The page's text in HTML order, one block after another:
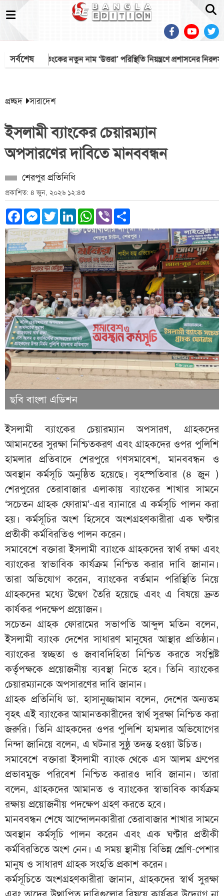
সর্বশেষআতংকের নতুন নাম ‘উত্তরা’ পরিস্থিতি নিয়ন্ত্রণে প্রশাসনের নিরলস চেষ্টা
প্রচ্ছদ সারাদেশ
ইসলামী ব্যাংকের চেয়ারম্যান
অপসারণের দাবিতে মানববন্ধন
শেরপুর প্রতিনিধি
প্রকাশিত: ৪ জুন, ২০২৬ ১২:৪৩
Facebook
Messenger
TwitterLinkedInWhatsApp
Viber
ছবি বাংলা এডিশন
ইসলামী ব্যাংকের চেয়ারম্যান অপসারণ, গ্রাহকদের
আমানতের সুরক্ষা নিশ্চিতকরণ এবং গ্রাহকদের ওপর পুলিশি
হামলার প্রতিবাদে শেরপুরে গণসমাবেশ, মানববন্ধন ও
অবস্থান কর্মসূচি অনুষ্ঠিত হয়েছে। বৃহস্পতিবার (৪ জুন )
শেরপুরের তেরাবাজার এলাকায় ব্যাংকের শাখার সামনে
‘সচেতন গ্রাহক ফোরাম’-এর ব্যানারে এ কর্মসূচি পালন করা
হয়। কর্মসূচির অংশ হিসেবে অংশগ্রহণকারীরা এক ঘণ্টার
প্রতীকী কর্মবিরতিও পালন করেন।
সমাবেশে বক্তারা ইসলামী ব্যাংকে গ্রাহকদের স্বার্থ রক্ষা এবং
ব্যাংকের স্বাভাবিক কার্যক্রম নিশ্চিত করার দাবি জানান।
তারা অভিযোগ করেন, ব্যাংকের বর্তমান পরিস্থিতি নিয়ে
গ্রাহকদের মধ্যে উদ্বেগ তৈরি হয়েছে এবং এ বিষয়ে দ্রুত
কার্যকর পদক্ষেপ প্রয়োজন।
সচেতন গ্রাহক ফোরামের সভাপতি আব্দুল মতিন বলেন,
ইসলামী ব্যাংক দেশের সাধারণ মানুষের আস্থার প্রতিষ্ঠান।
ব্যাংকের স্বচ্ছতা ও জবাবদিহিতা নিশ্চিত করতে সংশ্লিষ্ট
কর্তৃপক্ষকে প্রয়োজনীয় ব্যবস্থা নিতে হবে। তিনি ব্যাংকের
চেয়ারম্যানকে অপসারণের দাবি জানান।
গ্রাহক প্রতিনিধি ডা. হাসানুজ্জামান বলেন, দেশের অন্যতম
বৃহৎ এই ব্যাংকের আমানতকারীদের স্বার্থ সুরক্ষা নিশ্চিত করা
জরুরি। তিনি গ্রাহকদের ওপর পুলিশি হামলার অভিযোগের
নিন্দা জানিয়ে বলেন, এ ঘটনার সুষ্ঠু তদন্ত হওয়া উচিত।
সমাবেশে বক্তারা ইসলামী ব্যাংক থেকে এস আলম গ্রুপের
প্রভাবমুক্ত পরিবেশ নিশ্চিত করারও দাবি জানান। তারা
বলেন, গ্রাহকদের আমানত ও ব্যাংকের স্বাভাবিক কার্যক্রম
রক্ষায় প্রয়োজনীয় পদক্ষেপ গ্রহণ করতে হবে।
মানববন্ধন শেষে আন্দোলনকারীরা তেরাবাজার শাখার সামনে
অবস্থান কর্মসূচি পালন করেন এবং এক ঘণ্টার প্রতীকী
কর্মবিরতিতে অংশ নেন। এ সময় স্থানীয় বিভিন্ন শ্রেণি-পেশার
মানুষ ও সাধারণ গ্রাহক সংহতি প্রকাশ করেন।
কর্মসূচিতে অংশগ্রহণকারীরা জানান, গ্রাহকদের স্বার্থ সুরক্ষা